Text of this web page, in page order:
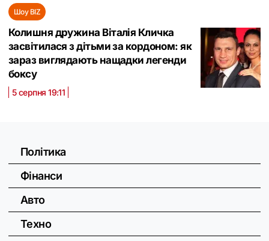
Шоу BIZ
Колишня дружина Віталія Кличка
засвітилася з дітьми за кордоном: як
зараз виглядають нащадки легенди
боксу
5 серпня 19:11
Політика
Фінанси
Авто
Техно